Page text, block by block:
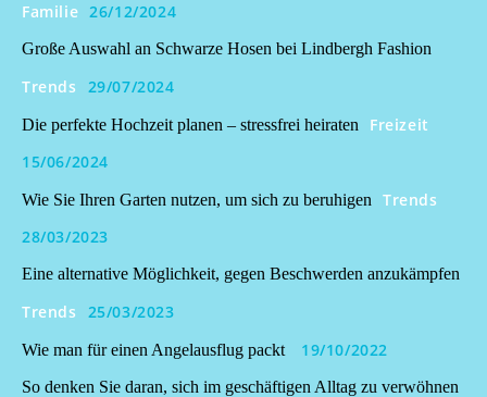
Familie 26/12/2024
Große Auswahl an Schwarze Hosen bei Lindbergh Fashion
Trends 29/07/2024
Die perfekte Hochzeit planen – stressfrei heiraten
Freizeit
15/06/2024
Wie Sie Ihren Garten nutzen, um sich zu beruhigen
Trends
28/03/2023
Eine alternative Möglichkeit, gegen Beschwerden anzukämpfen
Trends 25/03/2023
Wie man für einen Angelausflug packt 19/10/2022
So denken Sie daran, sich im geschäftigen Alltag zu verwöhnen